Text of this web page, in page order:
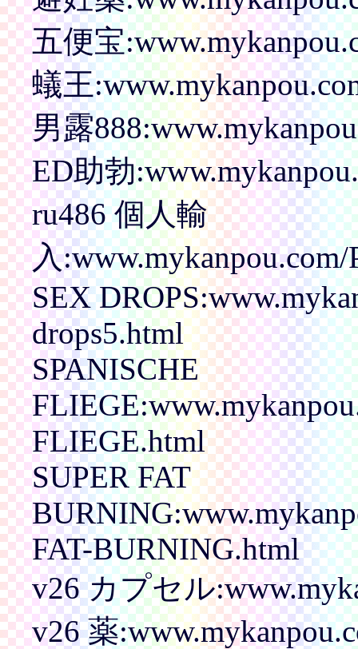
五便宝
蟻王
男露
ED助勃
ru486 個人輸
入
SEX
drops5.html
SPANISCHE
FLIEGE.html
SUPER FAT
FAT-BURNING.html
v26 カプセル
v26 薬